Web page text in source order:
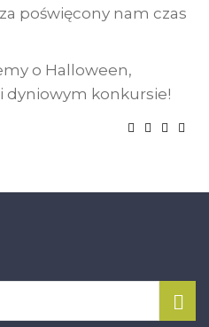
poświęcony nam czas
o Halloween,
dyniowym konkursie!